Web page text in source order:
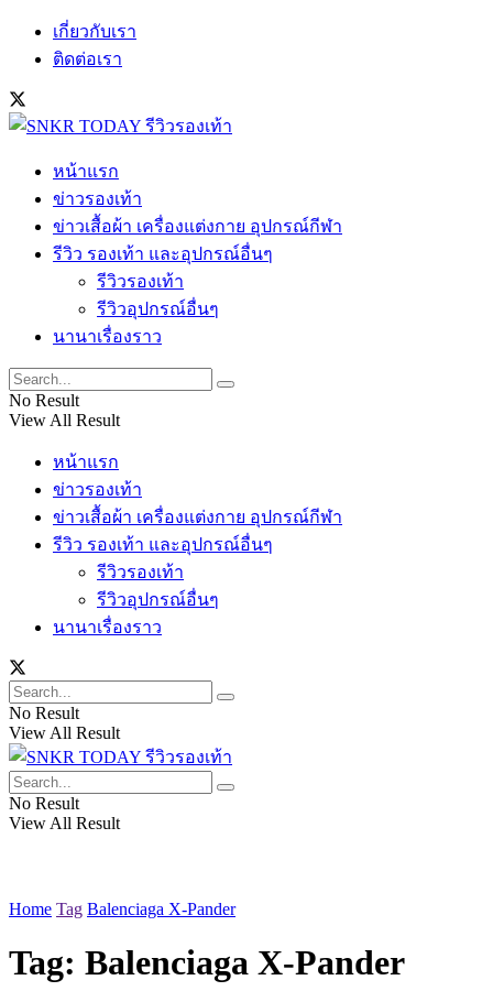
เกี่ยวกับเรา
ติดต่อเรา
หน้าแรก
ข่าวรองเท้า
ข่าวเสื้อผ้า เครื่องแต่งกาย อุปกรณ์กีฬา
รีวิว รองเท้า และอุปกรณ์อื่นๆ
รีวิวรองเท้า
รีวิวอุปกรณ์อื่นๆ
นานาเรื่องราว
No Result
View All Result
หน้าแรก
ข่าวรองเท้า
ข่าวเสื้อผ้า เครื่องแต่งกาย อุปกรณ์กีฬา
รีวิว รองเท้า และอุปกรณ์อื่นๆ
รีวิวรองเท้า
รีวิวอุปกรณ์อื่นๆ
นานาเรื่องราว
No Result
View All Result
No Result
View All Result
Home Tag Balenciaga X-Pander
Tag: Balenciaga X-Pander